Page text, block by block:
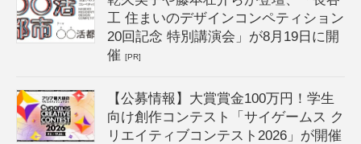
工 住まいのデザインコンペティション
20回記念 特別講演会」が8月19日に開
催[PR]
【公募情報】大賞賞金100万円！学生
向け創作コンテスト「サイゲームス ク
リエイティブコンテスト2026」が開催